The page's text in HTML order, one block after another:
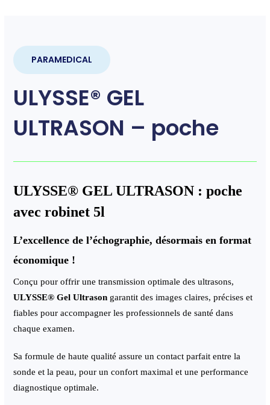
PARAMEDICAL
ULYSSE® GEL
ULTRASON – poche
ULYSSE® GEL ULTRASON : poche
avec robinet 5l
L’excellence de l’échographie, désormais en format
économique !
Conçu pour offrir une transmission optimale des ultrasons,
ULYSSE® Gel Ultrason garantit des images claires, précises et
fiables pour accompagner les professionnels de santé dans
chaque examen.
Sa formule de haute qualité assure un contact parfait entre la
sonde et la peau, pour un confort maximal et une performance
diagnostique optimale.